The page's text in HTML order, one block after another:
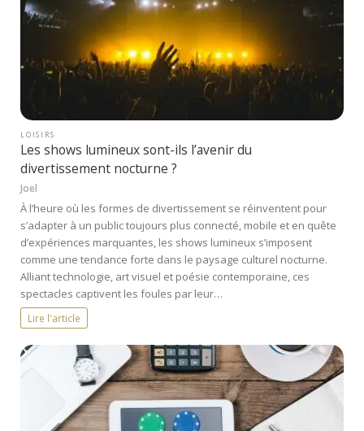
LOISIRS
Les shows lumineux sont-ils l’avenir du
divertissement nocturne ?
Joel
À l’heure où les formes de divertissement se réinventent pour
s’adapter à un public toujours plus connecté, mobile et en quête
d’expériences marquantes, les shows lumineux s’imposent
comme une tendance forte dans le paysage culturel nocturne.
Alliant technologie, art visuel et poésie contemporaine, ces
spectacles captivent les foules par leur…
Lire l'article